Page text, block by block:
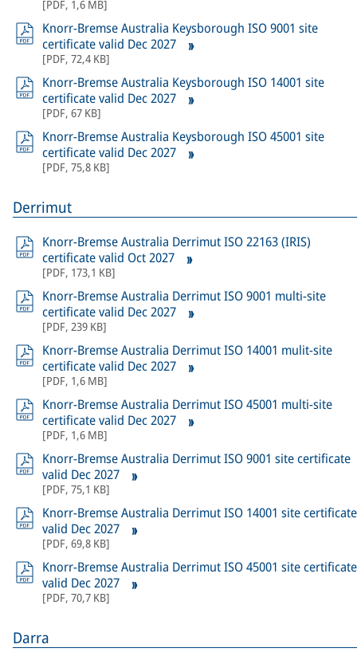
[PDF, 1,6 MB]
Knorr-Bremse Australia Keysborough ISO 9001 site
certificate valid Dec 2027
[PDF, 72,4 KB]
Knorr-Bremse Australia Keysborough ISO 14001 site
certificate valid Dec 2027
[PDF, 67 KB]
Knorr-Bremse Australia Keysborough ISO 45001 site
certificate valid Dec 2027
[PDF, 75,8 KB]
Derrimut
Knorr-Bremse Australia Derrimut ISO 22163 (IRIS)
certificate valid Oct 2027
[PDF, 173,1 KB]
Knorr-Bremse Australia Derrimut ISO 9001 multi-site
certificate valid Dec 2027
[PDF, 239 KB]
Knorr-Bremse Australia Derrimut ISO 14001 mulit-site
certificate valid Dec 2027
[PDF, 1,6 MB]
Knorr-Bremse Australia Derrimut ISO 45001 multi-site
certificate valid Dec 2027
[PDF, 1,6 MB]
Knorr-Bremse Australia Derrimut ISO 9001 site certificate
valid Dec 2027
[PDF, 75,1 KB]
Knorr-Bremse Australia Derrimut ISO 14001 site certificate
valid Dec 2027
[PDF, 69,8 KB]
Knorr-Bremse Australia Derrimut ISO 45001 site certificate
valid Dec 2027
[PDF, 70,7 KB]
Darra